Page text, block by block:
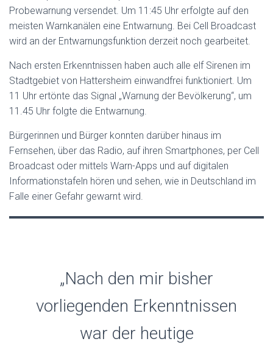
Probewarnung versendet. Um 11:45 Uhr erfolgte auf den
meisten Warnkanälen eine Entwarnung. Bei Cell Broadcast
wird an der Entwarnungsfunktion derzeit noch gearbeitet.
Nach ersten Erkenntnissen haben auch alle elf Sirenen im
Stadtgebiet von Hattersheim einwandfrei funktioniert. Um
11 Uhr ertönte das Signal „Warnung der Bevölkerung“, um
11.45 Uhr folgte die Entwarnung.
Bürgerinnen und Bürger konnten darüber hinaus im
Fernsehen, über das Radio, auf ihren Smartphones, per Cell
Broadcast oder mittels Warn-Apps und auf digitalen
Informationstafeln hören und sehen, wie in Deutschland im
Falle einer Gefahr gewarnt wird.
„Nach den mir bisher
vorliegenden Erkenntnissen
war der heutige